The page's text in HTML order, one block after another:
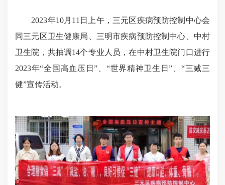
2023年10月11日上午，三元区疾病预防控制中心会
同三元区卫生健康局、三明市疾病预防控制中心、中村
卫生院，共抽调14个专业人员，在中村卫生院门口进行
2023年“全国高血压日”、“世界精神卫生日”、“三减三
健”宣传活动。